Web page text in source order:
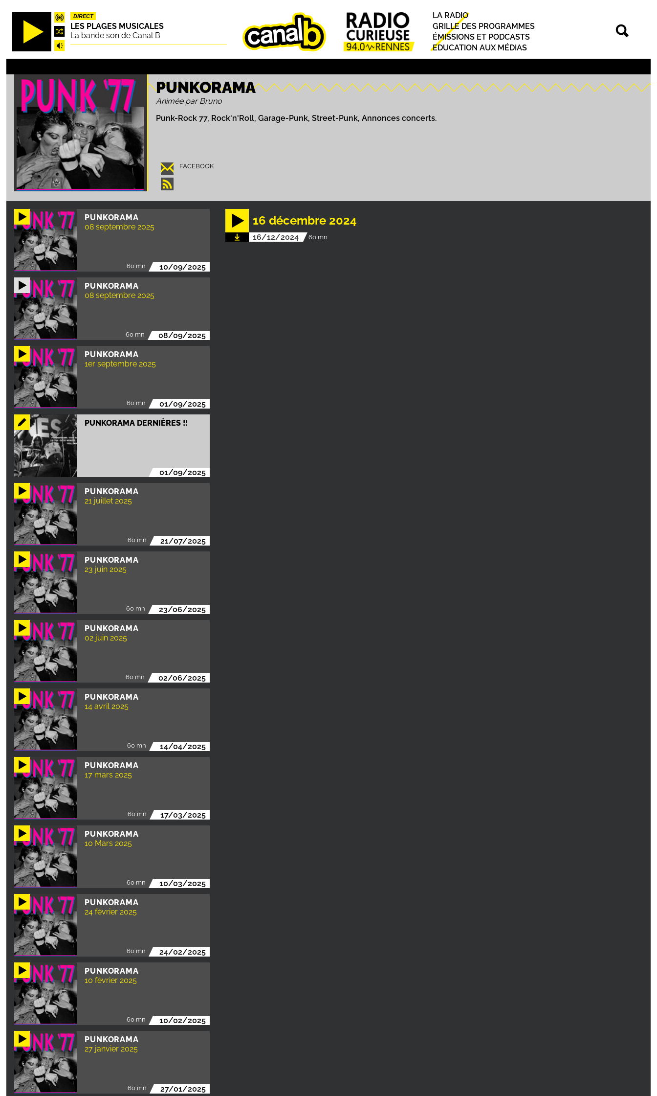
Aller
principal
DIRECT
LES PLAGES MUSICALES
La bande son de Canal B
Principal
LA RADIO
GRILLE DES PROGRAMMES
ÉMISSIONS ET PODCASTS
EDUCATION AUX MÉDIAS
PUNKORAMA
Animée par Bruno
Punk-Rock 77, Rock'n'Roll, Garage-Punk, Street-Punk, Annonces concerts.
FACEBOOK
PUNKORAMA
08 septembre 2025
60 mn 10/09/2025
PUNKORAMA
08 septembre 2025
60 mn 08/09/2025
PUNKORAMA
1er septembre 2025
60 mn 01/09/2025
PUNKORAMA DERNIÈRES !!
01/09/2025
PUNKORAMA
21 juillet 2025
60 mn 21/07/2025
PUNKORAMA
23 juin 2025
60 mn 23/06/2025
PUNKORAMA
02 juin 2025
60 mn 02/06/2025
PUNKORAMA
14 avril 2025
60 mn 14/04/2025
PUNKORAMA
17 mars 2025
60 mn 17/03/2025
PUNKORAMA
10 Mars 2025
60 mn 10/03/2025
PUNKORAMA
24 février 2025
60 mn 24/02/2025
PUNKORAMA
10 février 2025
60 mn 10/02/2025
PUNKORAMA
27 janvier 2025
60 mn 27/01/2025
16 décembre 2024
16/12/2024 60 mn